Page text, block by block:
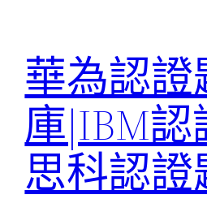
華為認證
庫|IBM認
思科認證